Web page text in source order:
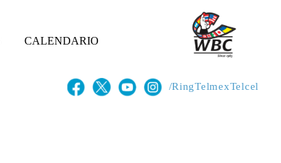
CALENDARIO
/RingTelmexTelcel